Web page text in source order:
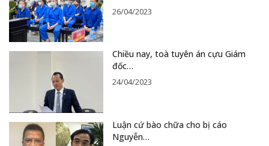
26/04/2023
Chiều nay, toà tuyên án cựu Giám
đốc…
24/04/2023
Luận cứ bào chữa cho bị cáo
Nguyễn…